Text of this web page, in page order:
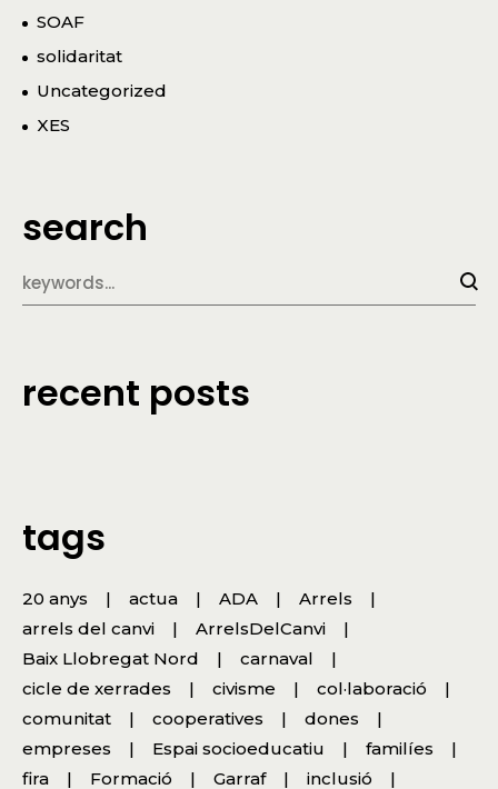
SOAF
solidaritat
Uncategorized
XES
search
recent posts
tags
20 anys actua ADA
Arrels
arrels del canvi
ArrelsDelCanvi
Baix Llobregat Nord
carnaval
cicle de xerrades
civisme
col·laboració
comunitat
cooperatives
dones
empreses
Espai socioeducatiu
familíes
fira
Formació Garraf
inclusió